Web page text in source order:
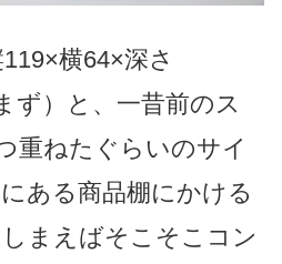
119×横64×深さ
ず）と、一昔前のス
重ねたぐらいのサイ
ある商品棚にかける
まえばそこそこコン